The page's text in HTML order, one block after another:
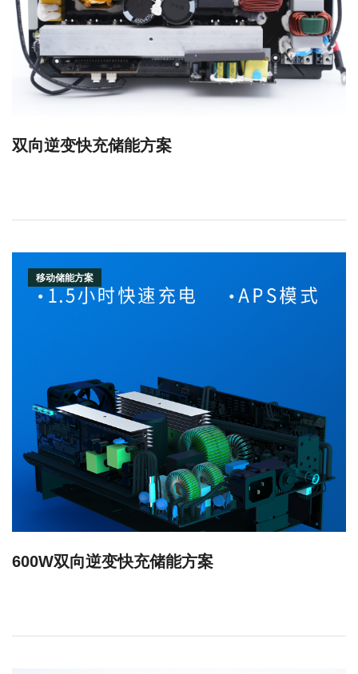
双向逆变快充储能方案
移动储能方案
600W双向逆变快充储能方案